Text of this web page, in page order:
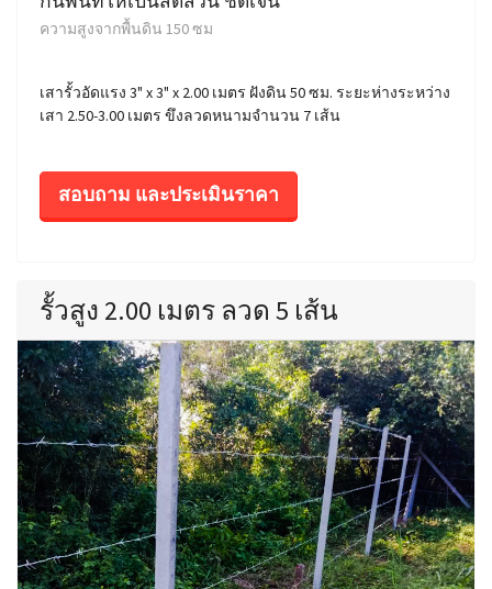
ความสูงจากพื้นดิน 150 ซม
เสารั้วอัดแรง 3" x 3" x 2.00 เมตร ฝังดิน 50 ซม. ระยะห่างระหว่าง
เสา 2.50-3.00 เมตร ขึงลวดหนามจำนวน 7 เส้น
สอบถาม และประเมินราคา
รั้วสูง 2.00 เมตร ลวด 5 เส้น